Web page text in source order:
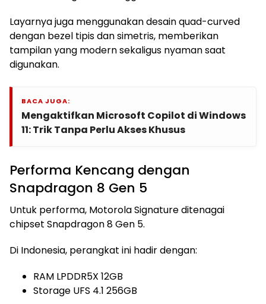
Layarnya juga menggunakan desain quad-curved
dengan bezel tipis dan simetris, memberikan
tampilan yang modern sekaligus nyaman saat
digunakan.
BACA JUGA:
Mengaktifkan Microsoft Copilot di Windows
11: Trik Tanpa Perlu Akses Khusus
Performa Kencang dengan
Snapdragon 8 Gen 5
Untuk performa, Motorola Signature ditenagai
chipset Snapdragon 8 Gen 5.
Di Indonesia, perangkat ini hadir dengan:
RAM LPDDR5X 12GB
Storage UFS 4.1 256GB